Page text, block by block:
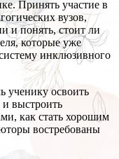
Принять участие в
вузов,
и понять, стоит ли
которые уже
инклюзивного
ученику освоить
выстроить
как стать хорошим
востребованы